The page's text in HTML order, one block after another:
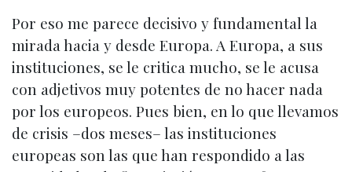
Por eso me parece decisivo y fundamental la
mirada hacia y desde Europa. A Europa, a sus
instituciones, se le critica mucho, se le acusa
con adjetivos muy potentes de no hacer nada
por los europeos. Pues bien, en lo que llevamos
de crisis –dos meses– las instituciones
europeas son las que han respondido a las